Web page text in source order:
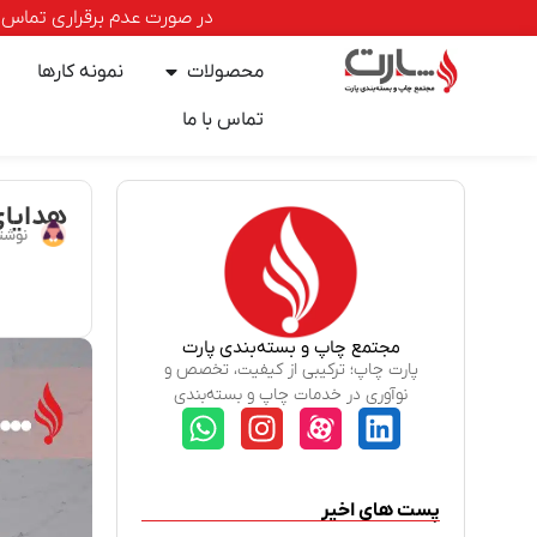
در صورت عدم برقراری تماس با
محصولات نمونه کارها
تماس با ما
مجتمع چاپ و بسته‌بندی پارت
پارت چاپ؛ ترکیبی از کیفیت، تخصص و
نوآوری در خدمات چاپ و بسته‌بندی
پست های اخیر